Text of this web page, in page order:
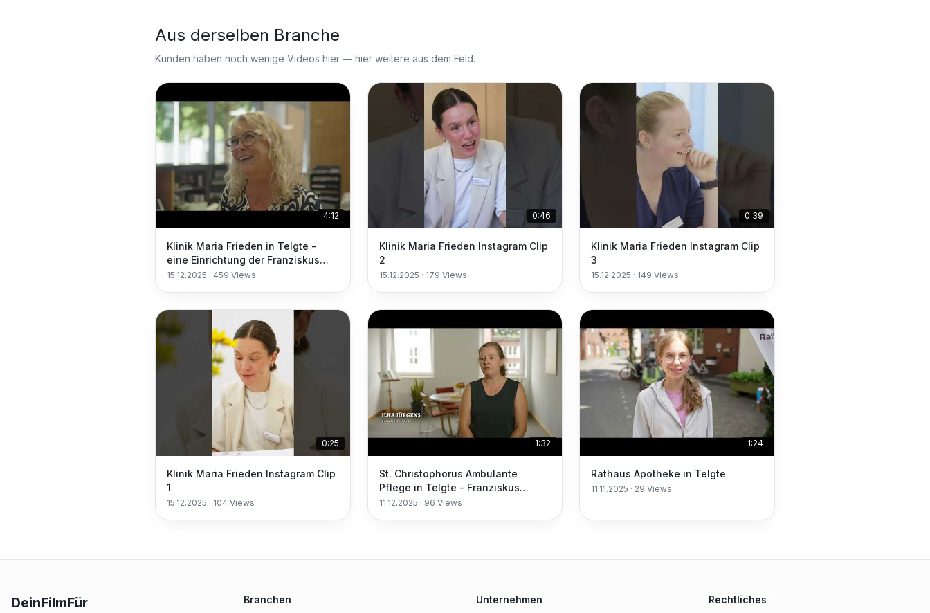
Aus derselben Branche
Kunden haben noch wenige Videos hier — hier weitere aus dem Feld.
4:12
Klinik Maria Frieden in Telgte -
eine Einrichtung der Franziskus
Stiftung. Herzlich willkommen!
15.12.2025 · 459 Views
0:46
Klinik Maria Frieden Instagram Clip
2
15.12.2025 · 179 Views
0:39
Klinik Maria Frieden Instagram Clip
3
15.12.2025 · 149 Views
0:25
Klinik Maria Frieden Instagram Clip
1
15.12.2025 · 104 Views
1:32
St. Christophorus Ambulante
Pflege in Telgte - Franziskus
Stiftung
11.12.2025 · 96 Views
1:24
Rathaus Apotheke in Telgte
11.11.2025 · 29 Views
DeinFilmFür Branchen Unternehmen Rechtliches